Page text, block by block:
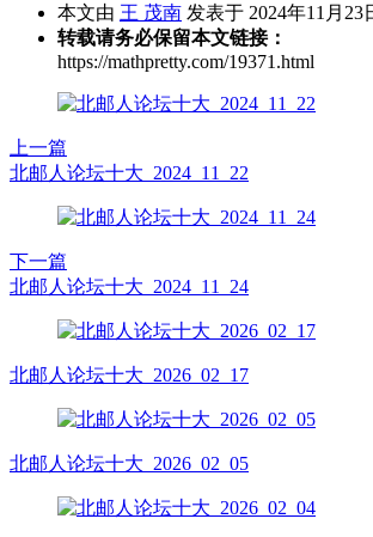
本文由 王 茂南 发表于 2024年11月23
转载请务必保留本文链接：
https://mathpretty.com/19371.html
上一篇
北邮人论坛十大_2024_11_22
下一篇
北邮人论坛十大_2024_11_24
北邮人论坛十大_2026_02_17
北邮人论坛十大_2026_02_05